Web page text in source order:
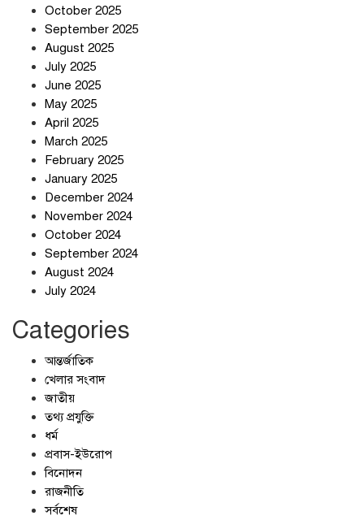
October 2025
September 2025
August 2025
July 2025
June 2025
May 2025
April 2025
March 2025
February 2025
January 2025
December 2024
November 2024
October 2024
September 2024
August 2024
July 2024
Categories
আন্তর্জাতিক
খেলার সংবাদ
জাতীয়
তথ্য প্রযুক্তি
ধর্ম
প্রবাস-ইউরোপ
বিনোদন
রাজনীতি
সর্বশেষ